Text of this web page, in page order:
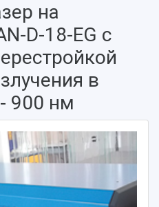
на
D-18-EG с
в
900 нм